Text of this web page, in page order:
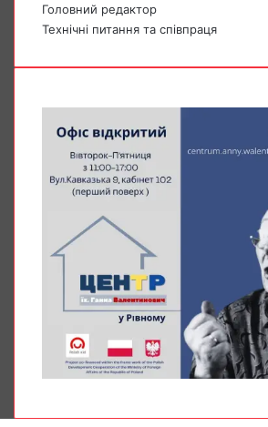
Головний редактор
Технічні питання та співпраця